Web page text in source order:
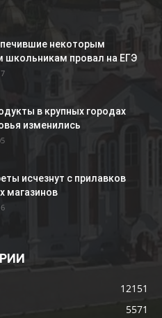
некоторым
школьникам провал на ЕГЭ
в крупных городах
изменились
исчезнут с прилавков
магазинов
12151
5571